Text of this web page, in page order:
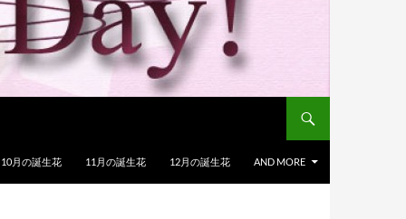
10月の誕生花 11月の誕生花 12月の誕生花 AND MORE